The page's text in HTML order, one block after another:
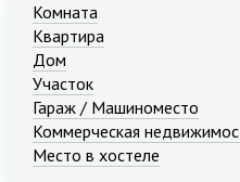
Комната
Квартира
Дом
Участок
Гараж / Машиноместо
Коммерческая
Место в хостеле